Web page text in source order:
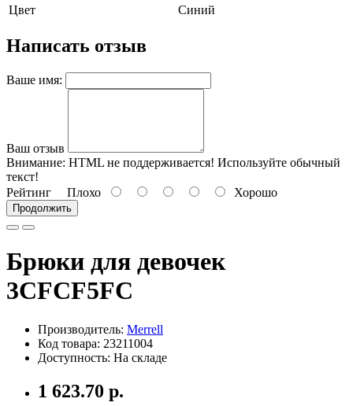
Цвет
Синий
Написать отзыв
Ваше имя:
Ваш отзыв
Внимание: HTML не поддерживается! Используйте обычный
текст!
Рейтинг Плохо Хорошо
Продолжить
Брюки для девочек
3CFCF5FC
Производитель: Merrell
Код товара: 23211004
Доступность: На складе
1 623.70 р.